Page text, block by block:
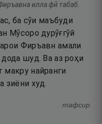
илла фӣ табаб.
ба сӯи маъбуди
Мӯсоро дурӯғгӯй
Фиръавн амали
шуд. Ва аз роҳи
найранги
зиёни худ.
тафсир